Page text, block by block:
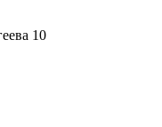
10